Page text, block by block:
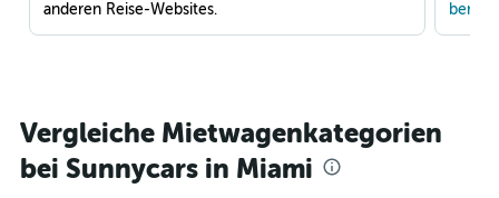
anderen Reise-Websites.
Vergleiche Mietwagenkategorien
bei Sunnycars in Miami